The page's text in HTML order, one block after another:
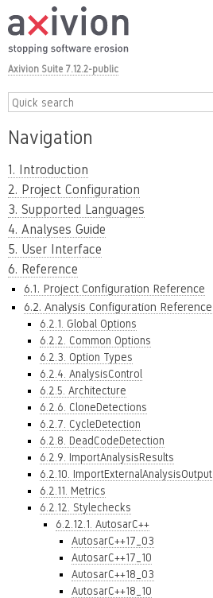
Axivion Suite 7.12.2-public
Navigation
1. Introduction
2. Project Configuration
3. Supported Languages
4. Analyses Guide
5. User Interface
6. Reference
6.1. Project Configuration Reference
6.2. Analysis Configuration Reference
6.2.1. Global Options
6.2.2. Common Options
6.2.3. Option Types
6.2.4. AnalysisControl
6.2.5. Architecture
6.2.6. CloneDetections
6.2.7. CycleDetection
6.2.8. DeadCodeDetection
6.2.9. ImportAnalysisResults
6.2.10. ImportExternalAnalysisOutput
6.2.11. Metrics
6.2.12. Stylechecks
6.2.12.1. AutosarC++
AutosarC++17_03
AutosarC++17_10
AutosarC++18_03
AutosarC++18_10